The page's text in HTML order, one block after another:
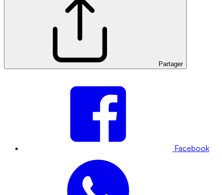
Partager
Facebook